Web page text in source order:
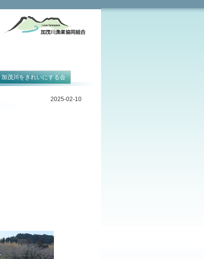
加茂川をきれいにする会
2025-02-10